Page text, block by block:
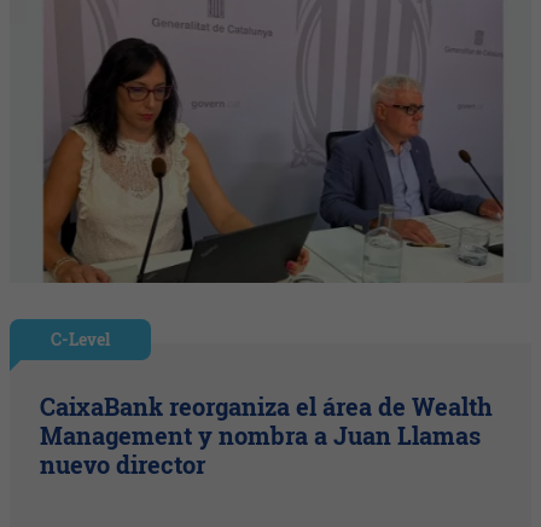
C-Level
CaixaBank reorganiza el área de Wealth
Management y nombra a Juan Llamas
nuevo director